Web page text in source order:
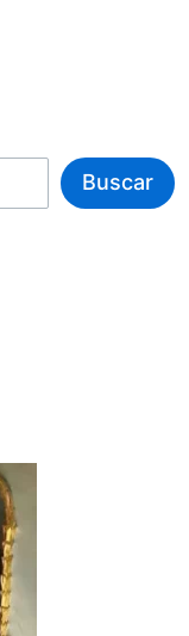
Buscar